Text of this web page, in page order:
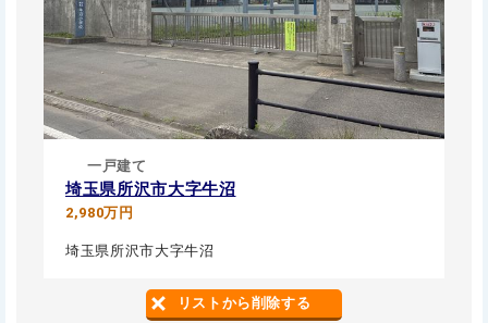
一戸建て
埼玉県所沢市大字牛沼
2,980万円
埼玉県所沢市大字牛沼
リストから削除する